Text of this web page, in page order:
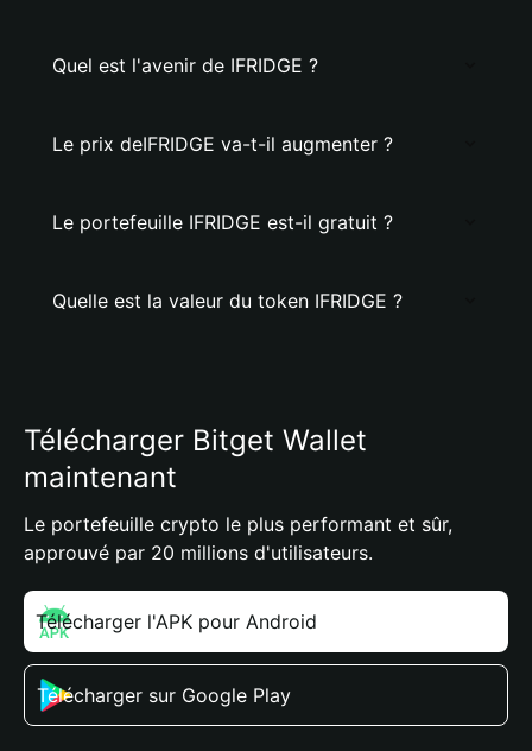
Quel est l'avenir de IFRIDGE ?
Le prix deIFRIDGE va-t-il augmenter ?
Le portefeuille IFRIDGE est-il gratuit ?
Quelle est la valeur du token IFRIDGE ?
Télécharger Bitget Wallet
maintenant
Le portefeuille crypto le plus performant et sûr,
approuvé par 20 millions d'utilisateurs.
Télécharger l'APK pour Android
Télécharger sur Google Play